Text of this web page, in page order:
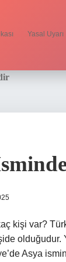
Yasal Uyarı
kişi var?
olduğudur.
Asya